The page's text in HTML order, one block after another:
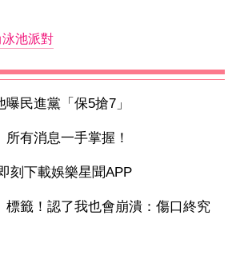
池派對
民進黨「保5搶7」
有消息一手掌握！
刻下載娛樂星聞APP
標籤！認了我也會崩潰：傷口終究